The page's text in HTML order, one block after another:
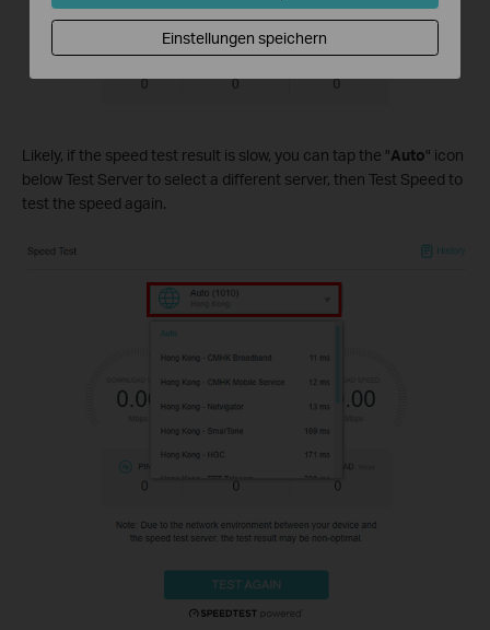
Likely, if the speed test result is slow, you can tap the "Auto" icon
below Test Server to select a different server, then Test Speed to
test the speed again.
Einstellungen speichern